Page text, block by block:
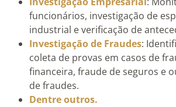
funcionários, investigação de
industrial e verificação de
Investigação de Fraudes:
coleta de provas em casos de
financeira, fraude de seguros e
de fraudes.
Dentre outros.